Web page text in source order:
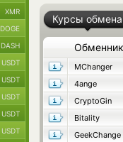
Курсы обмена
Обменник
MChanger
4ange
CryptoGin
Bitality
GeekChange
XMR
DOGE
DASH
USDT
USDT
USDT
USDT
USDT